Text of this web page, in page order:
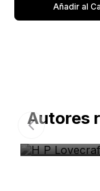
Añadir al
Autores